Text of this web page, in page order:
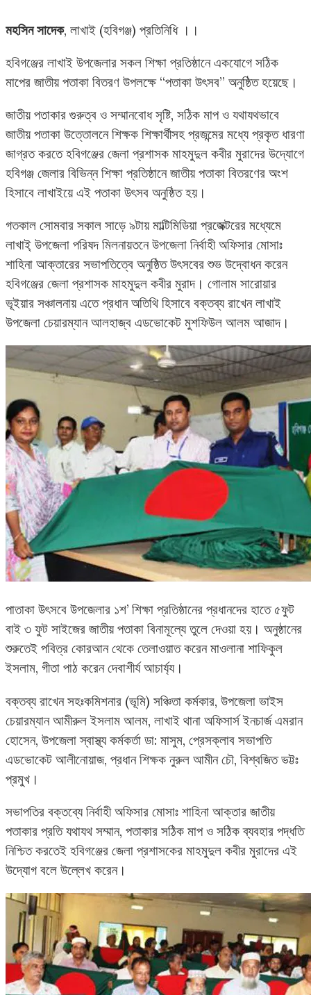
মহসিন সাদেক, লাখাই (হবিগঞ্জ) প্রতিনিধি ।।
হবিগঞ্জের লাখাই উপজেলার সকল শিক্ষা প্রতিষ্ঠানে একযোগে সঠিক
মাপের জাতীয় পতাকা বিতরণ উপলক্ষে “পতাকা উৎসব” অনুষ্ঠিত হয়েছে।
জাতীয় পতাকার গুরুত্ব ও সম্মানবোধ সৃষ্টি, সঠিক মাপ ও যথাযথভাবে
জাতীয় পতাকা উত্তোলনে শিক্ষক শিক্ষার্থীসহ প্রজন্মের মধ্যে প্রকৃত ধারণা
জাগ্রত করতে হবিগঞ্জের জেলা প্রশাসক মাহমুদুল কবীর মুরাদের উদ্যোগে
হবিগঞ্জ জেলার বিভিন্ন শিক্ষা প্রতিষ্ঠানে জাতীয় পতাকা বিতরণের অংশ
হিসাবে লাখাইয়ে এই পতাকা উৎসব অনুষ্ঠিত হয়।
গতকাল সোমবার সকাল সাড়ে ৯টায় মাল্টিমিডিয়া প্রজেক্টরের মধ্যেমে
লাখাই্ উপজেলা পরিষদ মিলনায়তনে উপজেলা নির্বাহী অফিসার মোসাঃ
শাহিনা আক্তারের সভাপতিত্বে অনুষ্ঠিত উৎসবের শুভ উদ্বোধন করেন
হবিগঞ্জের জেলা প্রশাসক মাহমুদুল কবীর মুরাদ। গোলাম সারোয়ার
ভূইয়ার সঞ্চালনায় এতে প্রধান অতিথি হিসাবে বক্তব্য রাখেন লাখাই
উপজেলা চেয়ারম্যান আলহাজ্ব এডভোকেট মুশফিউল আলম আজাদ।
পাতাকা উৎসবে উপজেলার ১শ’ শিক্ষা প্রতিষ্ঠানের প্রধানদের হাতে ৫ফুট
বাই ৩ ফুট সাইজের জাতীয় পতাকা বিনামূল্যে তুলে দেওয়া হয়। অনুষ্ঠানের
শুরুতেই পবিত্র কোরআন থেকে তেলাওয়াত করেন মাওলানা শাফিকুল
ইসলাম, গীতা পাঠ করেন দেবাশীর্য আচার্য্য।
বক্তব্য রাখেন সহঃকমিশনার (ভূমি) সঞ্চিতা কর্মকার, উপজেলা ভাইস
চেয়ারম্যান আমীরুল ইসলাম আলম, লাখাই থানা অফিসার্স ইনচার্জ এমরান
হোসেন, উপজেলা স্বাস্থ্য কর্মকর্তা ডা: মাসুম, প্রেসক্লাব সভাপতি
এডভোকেট আলীনোয়াজ, প্রধান শিক্ষক নুরুল আমীন চৌ, বিশ্বজিত ভট্টঃ
প্রমুখ।
সভাপতির বক্তব্যে নির্বাহী অফিসার মোসাঃ শাহিনা আক্তার জাতীয়
পতাকার প্রতি যথাযথ সম্মান, পতাকার সঠিক মাপ ও সঠিক ব্যবহার পদ্ধতি
নিশ্চিত করতেই হবিগঞ্জের জেলা প্রশাসকের মাহমুদুল কবীর মুরাদের এই
উদ্যোগ বলে উল্লেখ করেন।